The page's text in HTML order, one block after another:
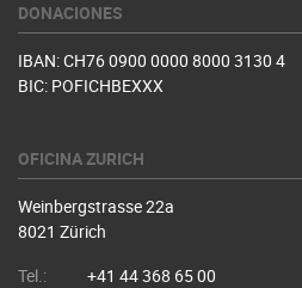
DONACIONES
IBAN: CH76 0900 0000 8000 3130 4
BIC: POFICHBEXXX
OFICINA ZURICH
Weinbergstrasse 22a
8021 Zürich
Tel.:
+41 44 368 65 00